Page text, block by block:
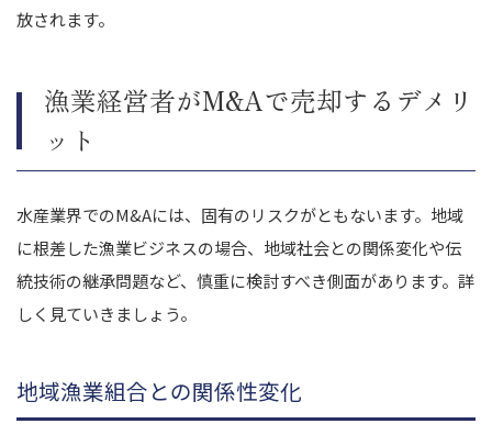
放されます。
漁業経営者がM&Aで売却するデメリ
ット
水産業界でのM&Aには、固有のリスクがともないます。地域
に根差した漁業ビジネスの場合、地域社会との関係変化や伝
統技術の継承問題など、慎重に検討すべき側面があります。詳
しく見ていきましょう。
地域漁業組合との関係性変化